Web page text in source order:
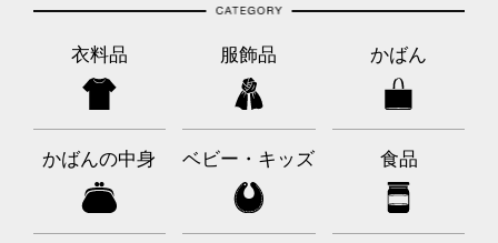
衣料品 服飾品 かばん
かばんの中身 ベビー・キッズ 食品